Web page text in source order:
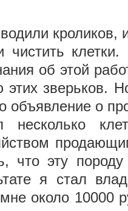
кроликов,
об этой
этих зверьков.
объявление о
несколько
что эту породу
я стал
около 10000